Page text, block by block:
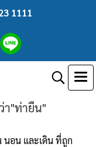
1111
า"ท่ายืน"
นอน และเดิน ที่ถูก